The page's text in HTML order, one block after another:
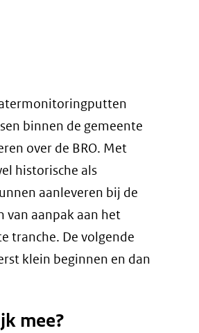
binnen de gemeente
over de BRO. Met
historische als
aanleveren bij de
van aanpak aan het
tranche. De volgende
klein beginnen en dan
mee?